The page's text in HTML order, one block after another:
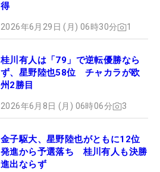
得
2026年6月29日 (月) 06時30分 1
桂川有人は「79」で逆転優勝なら
ず、星野陸也58位 チャカラが欧
州2勝目
2026年6月8日 (月) 06時06分 3
金子駆大、星野陸也がともに12位
発進から予選落ち 桂川有人も決勝
進出ならず